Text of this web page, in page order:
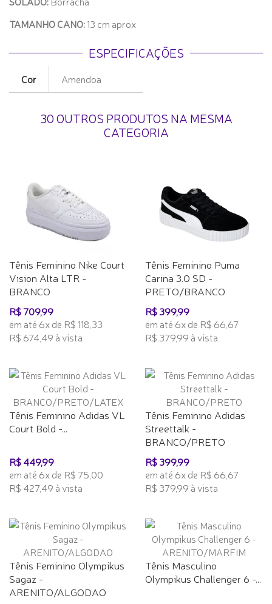
TAMANHO CANO:13 cm aprox
ESPECIFICAÇÕES
Cor Amendoa
30 OUTROS PRODUTOS NA MESMA
CATEGORIA
Tênis Feminino Nike Court
Vision Alta LTR -
BRANCO
R$ 709,99
em até 6x de R$ 118,33
R$ 674,49 à vista
Tênis Feminino Puma
Carina 3.0 SD -
PRETO/BRANCO
R$ 399,99
em até 6x de R$ 66,67
R$ 379,99 à vista
Tênis Feminino Adidas VL
Court Bold -...
R$ 449,99
em até 6x de R$ 75,00
R$ 427,49 à vista
Tênis Feminino Adidas
Streettalk -
BRANCO/PRETO
R$ 399,99
em até 6x de R$ 66,67
R$ 379,99 à vista
Tênis Feminino Olympikus
Sagaz -
ARENITO/ALGODAO
Tênis Masculino
Olympikus Challenger 6 -...